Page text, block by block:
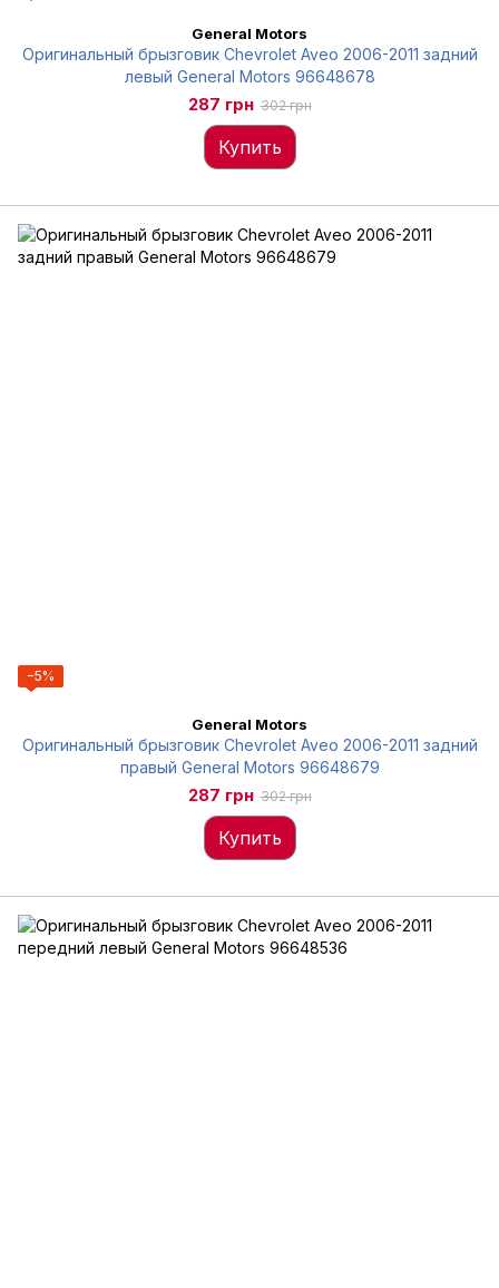
General Motors
Оригинальный брызговик Chevrolet Aveo 2006-2011 задний
левый General Motors 96648678
287 грн 302 грн
Купить
−5%
General Motors
Оригинальный брызговик Chevrolet Aveo 2006-2011 задний
правый General Motors 96648679
287 грн 302 грн
Купить